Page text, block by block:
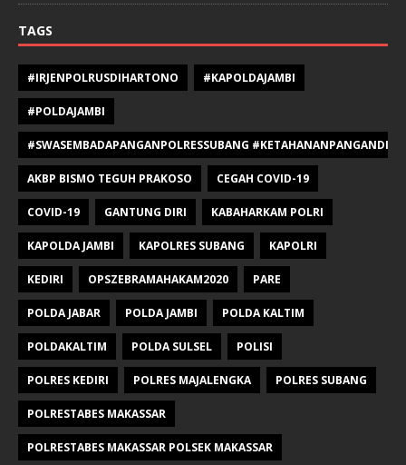
TAGS
#IRJENPOLRUSDIHARTONO #KAPOLDAJAMBI
#POLDAJAMBI
#SWASEMBADAPANGANPOLRESSUBANG
AKBP BISMO TEGUH PRAKOSO CEGAH COVID-19
COVID-19 GANTUNG DIRI KABAHARKAM POLRI
KAPOLDA JAMBI KAPOLRES SUBANG KAPOLRI
KEDIRI OPSZEBRAMAHAKAM2020 PARE
POLDA JABAR POLDA JAMBI POLDA KALTIM
POLDAKALTIM POLDA SULSEL POLISI
POLRES KEDIRI POLRES MAJALENGKA POLRES SUBANG
POLRESTABES MAKASSAR
POLRESTABES MAKASSAR POLSEK MAKASSAR